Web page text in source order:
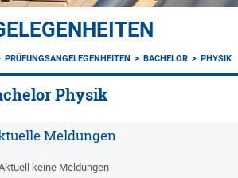
PRÜFUNGSANGELEGENHEITEN BACHELOR PHYSIK
Physik
Meldungen
keine Meldungen